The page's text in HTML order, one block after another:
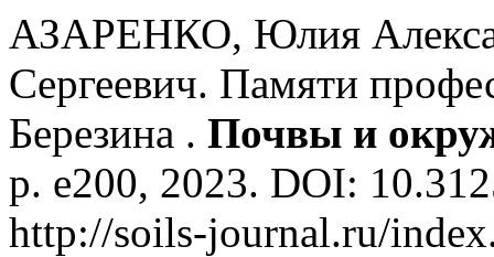
АЗАРЕНКО, Юлия
Сергеевич. Памяти
Березина . Почвы и
p. e200, 2023. DOI:
http://soils-journal.ru/